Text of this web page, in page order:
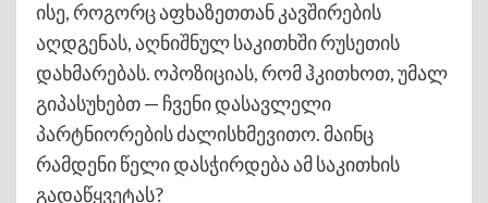
ისე, როგორც აფხაზეთთან კავშირების
აღდგენას, აღნიშნულ საკითხში რუსეთის
დახმარებას. ოპოზიციას, რომ ჰკითხოთ, უმალ
გიპასუხებთ — ჩვენი დასავლელი
პარტნიორების ძალისხმევითო. მაინც
რამდენი წელი დასჭირდება ამ საკითხის
გადაწყვეტას?